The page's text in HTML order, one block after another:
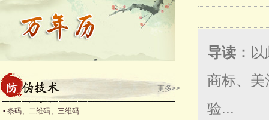
更多>>
• 条码、二维码、三维码
导读：
商标、美
验...